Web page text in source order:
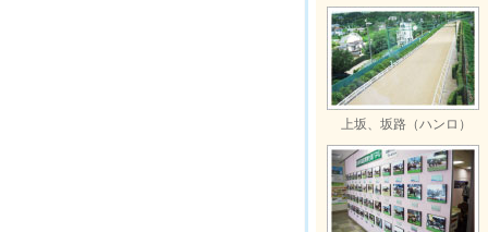
上坂、坂路（ハンロ）